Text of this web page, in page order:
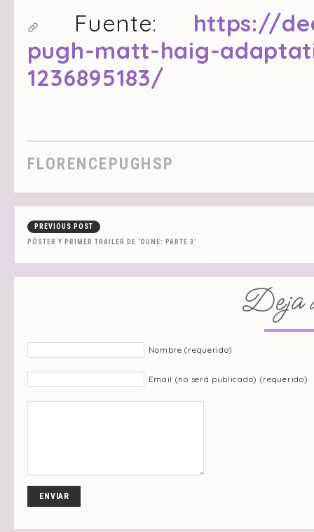
Fuente: https://
pugh-matt-haig-
1236895183/
FLORENCEPUGHSP
PREVIOUS POST
PÓSTER Y PRIMER TRAILER DE ‘DUNE: PARTE 3’
Deja
Nombre (requerido)
Email (no será publicado) (requerido)